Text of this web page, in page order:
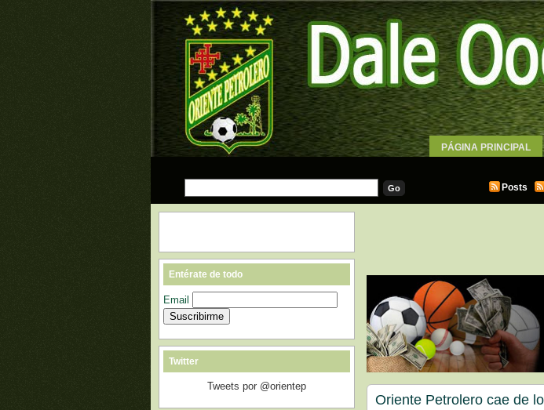
PÁGINA PRINCIPAL
Posts
Oriente Petrolero cae de
Entérate de todo
Email
Twitter
Tweets por @orientep